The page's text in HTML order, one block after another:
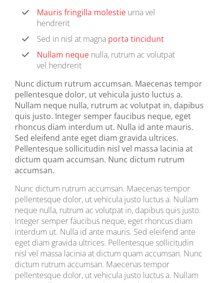
Mauris fringilla molestie urna vel
hendrerit
Sed in nisl at magna porta tincidunt
Nullam neque nulla, rutrum ac volutpat
vel hendrerit
Nunc dictum rutrum accumsan. Maecenas tempor
pellentesque dolor, ut vehicula justo luctus a.
Nullam neque nulla, rutrum ac volutpat in, dapibus
quis justo. Integer semper faucibus neque, eget
rhoncus diam interdum ut. Nulla id ante mauris.
Sed eleifend ante eget diam gravida ultrices.
Pellentesque sollicitudin nisl vel massa lacinia at
dictum quam accumsan. Nunc dictum rutrum
accumsan.
Nunc dictum rutrum accumsan. Maecenas tempor
pellentesque dolor, ut vehicula justo luctus a. Nullam
neque nulla, rutrum ac volutpat in, dapibus quis justo.
Integer semper faucibus neque, eget rhoncus diam
interdum ut. Nulla id ante mauris. Sed eleifend ante
eget diam gravida ultrices. Pellentesque sollicitudin
nisl vel massa lacinia at dictum quam accumsan. Nunc
dictum rutrum accumsan. Maecenas tempor
pellentesque dolor, ut vehicula justo luctus a. Nullam